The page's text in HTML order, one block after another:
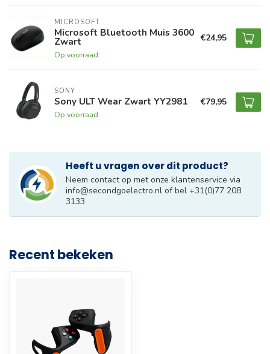
MICROSOFT
Microsoft Bluetooth Muis 3600
Zwart
Op voorraad
€24,95
SONY
Sony ULT Wear Zwart YY2981
Op voorraad
€79,95
Heeft u vragen over dit product?
Neem contact op met onze klantenservice via
info@secondgoelectro.nl of bel +31(0)77 208
3133
Recent bekeken